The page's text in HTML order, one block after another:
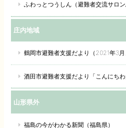
ふわっとつうしん（避難者交流サロン
庄内地域
鶴岡市避難者支援だより（2021年3月
酒田市避難者支援だより「こんにち
山形県外
福島の今がわかる新聞（福島県）